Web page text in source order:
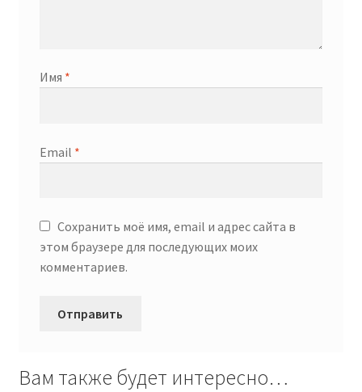
Имя *
Email *
Сохранить моё имя, email и адрес сайта в
этом браузере для последующих моих
комментариев.
Вам также будет интересно…